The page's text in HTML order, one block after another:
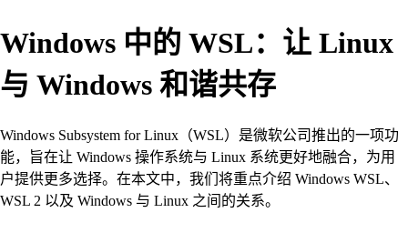
Windows 中的 WSL：让 Linux
与 Windows 和谐共存
Windows Subsystem for Linux（WSL）是微软公司推出的一项功
能，旨在让 Windows 操作系统与 Linux 系统更好地融合，为用
户提供更多选择。在本文中，我们将重点介绍 Windows WSL、
WSL 2 以及 Windows 与 Linux 之间的关系。